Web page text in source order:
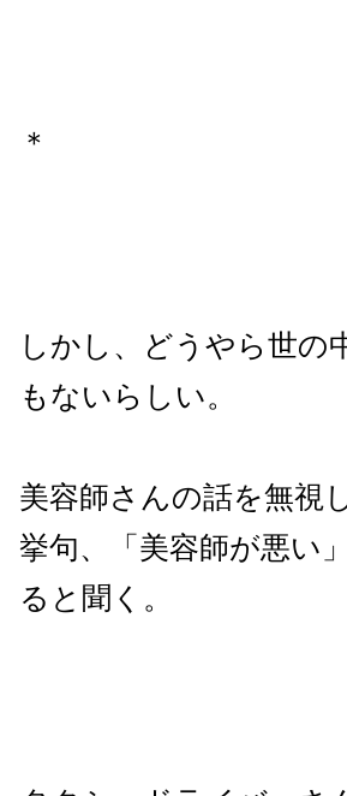
＊
しかし、どうやら世の
もないらしい。
美容師さんの話を無視
挙句、「美容師が悪い
ると聞く。